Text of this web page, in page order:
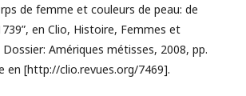
de femme et couleurs de peau: de
en Clio, Histoire, Femmes et
Amériques métisses, 2008, pp.
en [http://clio.revues.org/7469].